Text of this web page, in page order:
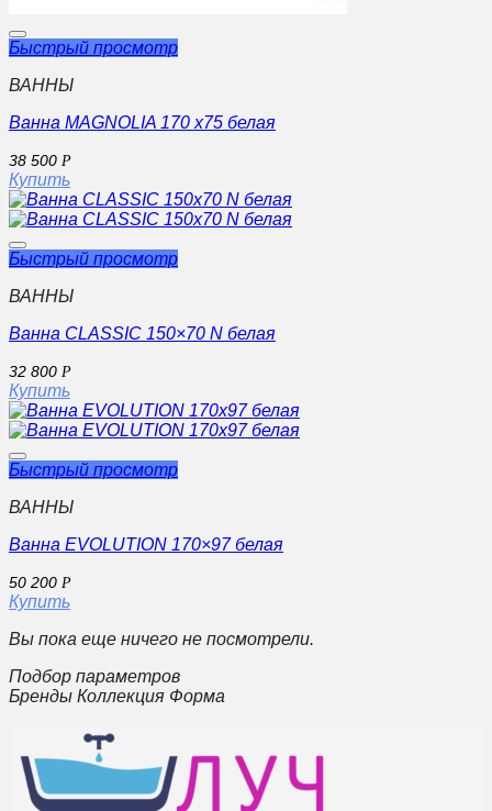
Быстрый просмотр
ВАННЫ
Ванна MAGNOLIA 170 x75 белая
38 500 Р
Купить
Быстрый просмотр
ВАННЫ
Ванна CLASSIC 150×70 N белая
32 800 Р
Купить
Быстрый просмотр
ВАННЫ
Ванна EVOLUTION 170×97 белая
50 200 Р
Купить
Вы пока еще ничего не посмотрели.
Подбор параметров
Бренды Коллекция Форма